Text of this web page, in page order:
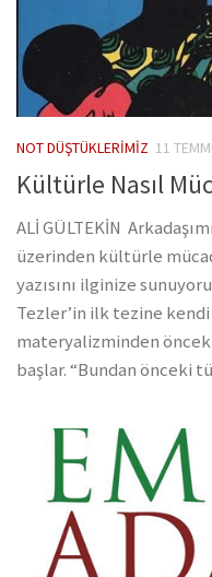
NOT DÜŞTÜKLERIMIZ 11
Kültürle Nasıl
ALİ GÜLTEKİN
üzerinden kültürle
yazısını ilginize
Tezler’in ilk tezine
materyalizminden
başlar. “Bundan önceki